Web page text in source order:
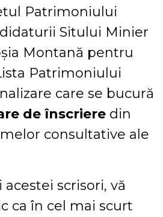
Patrimoniului
Sitului Minier
Montană pentru
Patrimoniului
care se bucură
de înscriere din
consultative ale
scrisori, vă
ca în cel mai scurt